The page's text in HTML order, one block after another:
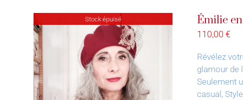
Stock épuisé Émilie
110,00 €
Révélez
glamour de
Seulement
casual,